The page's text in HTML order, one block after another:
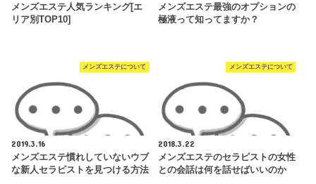
メンズエステ人気ランキング[エ
リア別TOP10]
メンズエステ最強のオプションの
極液って知ってますか？
メンズエステについて
2019.3.16
メンズエステ慣れしていないウブ
な新人セラピストを見つける方法
メンズエステについて
2018.3.22
メンズエステのセラピストの女性
との会話は何を話せばいいのか